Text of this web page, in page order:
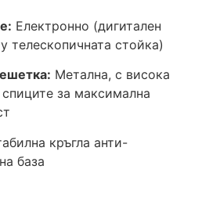
Електронно (дигитален
телескопичната стойка)
Метална, с висока
спиците за максимална
кръгла анти-
база